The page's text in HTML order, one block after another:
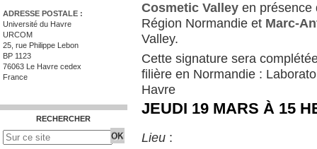
ADRESSE POSTALE :
Université du Havre
URCOM
25, rue Philippe Lebon
BP 1123
76063 Le Havre cedex
France
RECHERCHER
Cosmetic Valley en présence
Région Normandie et Marc-
Valley.
Cette signature sera
filière en Normandie :
Havre
JEUDI 19 MARS À 15
Lieu :